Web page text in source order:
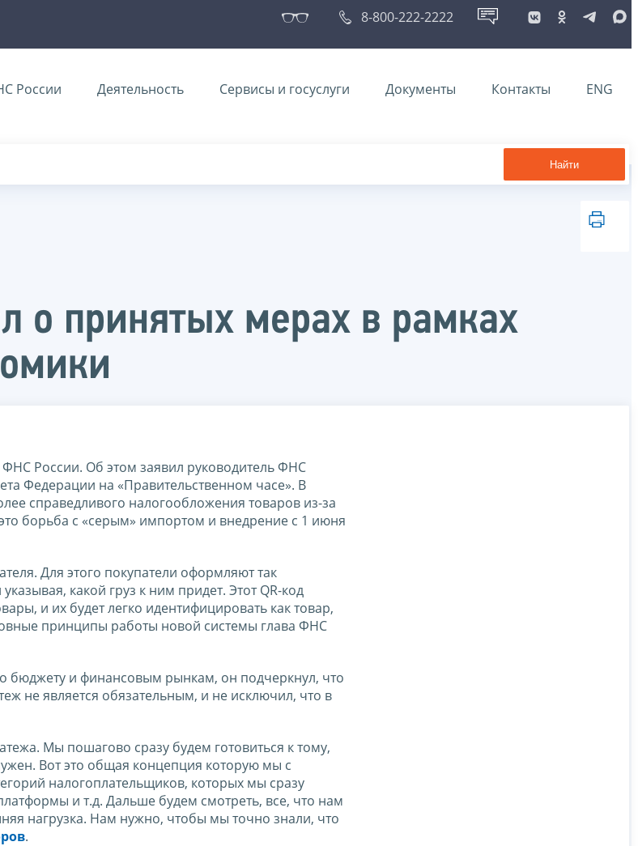
8-800-222-2222
России Деятельность Сервисы и госуслуги Документы Контакты ENG
Найти
о принятых мерах в рамках
России. Об этом заявил руководитель ФНС
Федерации на «Правительственном часе». В
справедливого налогообложения товаров из-за
борьба с «серым» импортом и внедрение с 1 июня
Для этого покупатели оформляют так
какой груз к ним придет. Этот QR-код
и их будет легко идентифицировать как товар,
принципы работы новой системы глава ФНС
бюджету и финансовым рынкам, он подчеркнул, что
не является обязательным, и не исключил, что в
Мы пошагово сразу будем готовиться к тому,
Вот это общая концепция которую мы с
налогоплательщиков, которых мы сразу
и т.д. Дальше будем смотреть, все, что нам
нагрузка. Нам нужно, чтобы мы точно знали, что
.